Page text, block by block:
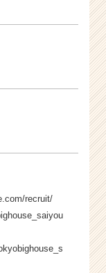
recruit/